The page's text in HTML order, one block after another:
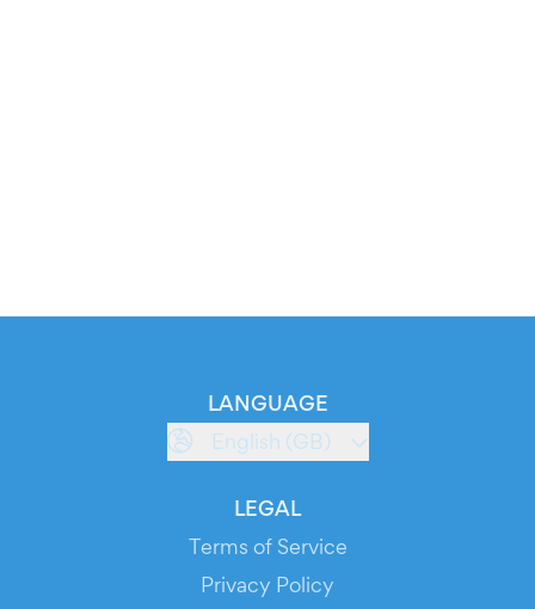
LANGUAGE
English (GB)
LEGAL
Terms of Service
Privacy Policy